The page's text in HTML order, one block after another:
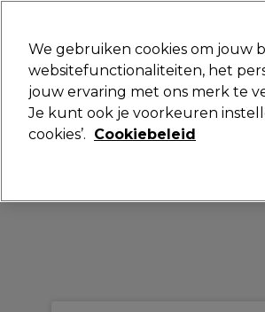
Merken
Volgende dag
We gebruiken cookies om jouw
websitefunctionaliteiten, het
jouw ervaring met ons merk te
Je kunt ook je voorkeuren
cookies’. Cookiebeleid